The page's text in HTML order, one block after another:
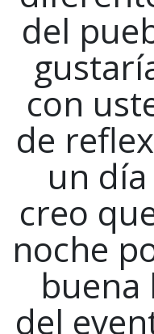
del
con
de
un
creo
noche
buena
del